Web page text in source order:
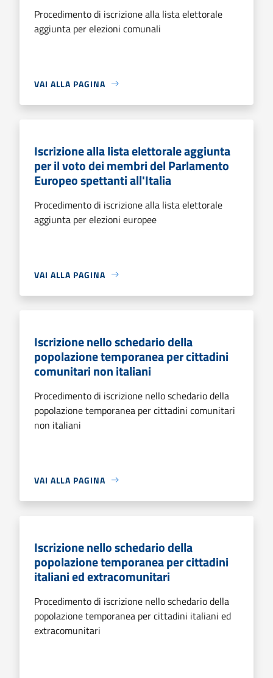
Procedimento di iscrizione alla lista elettorale
aggiunta per elezioni comunali
VAI ALLA PAGINA
Iscrizione alla lista elettorale aggiunta
per il voto dei membri del Parlamento
Europeo spettanti all'Italia
Procedimento di iscrizione alla lista elettorale
aggiunta per elezioni europee
VAI ALLA PAGINA
Iscrizione nello schedario della
popolazione temporanea per cittadini
comunitari non italiani
Procedimento di iscrizione nello schedario della
popolazione temporanea per cittadini comunitari
non italiani
VAI ALLA PAGINA
Iscrizione nello schedario della
popolazione temporanea per cittadini
italiani ed extracomunitari
Procedimento di iscrizione nello schedario della
popolazione temporanea per cittadini italiani ed
extracomunitari